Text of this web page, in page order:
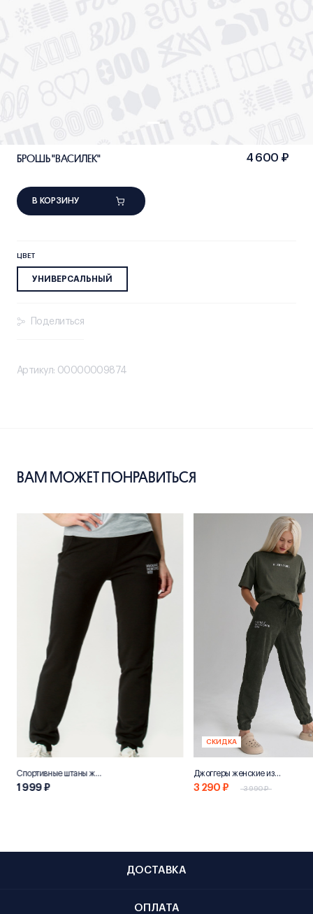
БРОШЬ "ВАСИЛЕК" 4 600 ₽
В КОРЗИНУ
ЦВЕТ
УНИВЕРСАЛЬНЫЙ
Поделиться
Артикул: 00000009874
ВАМ МОЖЕТ ПОНРАВИТЬСЯ
Спортивные штаны женские «НН800»
1 999 ₽
СКИДКА
Джоггеры женские из переработанного хлопка "Эко 800"
3 290 ₽ 3 990 ₽
ДОСТАВКА
ОПЛАТА